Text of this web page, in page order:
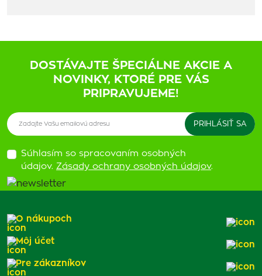
DOSTÁVAJTE ŠPECIÁLNE AKCIE A
NOVINKY, KTORÉ PRE VÁS
PRIPRAVUJEME!
Súhlasím so spracovaním osobných
údajov. Zásady ochrany osobných údajov.
O nákupoch
Môj účet
Pre zákazníkov